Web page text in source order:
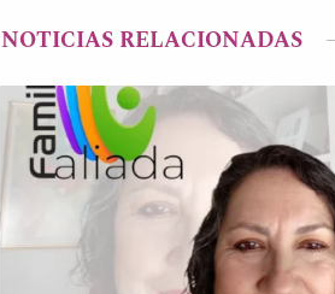
NOTICIAS RELACIONADAS